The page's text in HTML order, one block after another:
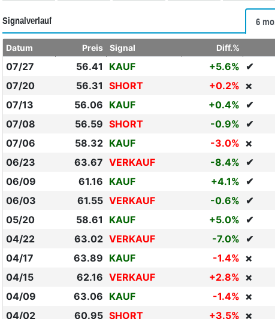
Signalverlauf 6
Datum Preis Signal Diff.%
07/27 56.41 KAUF +5.6% ✔
07/20
56.31 SHORT +0.2% ❌
07/13
56.06 KAUF +0.4% ✔
07/08
56.59 SHORT -0.9% ✔
07/06
58.32 KAUF -3.0% ❌
06/23
63.67 VERKAUF -8.4% ✔
06/09
61.16 KAUF +4.1% ✔
06/03
61.55 VERKAUF -0.6% ✔
05/20
58.61 KAUF +5.0% ✔
04/22
63.02 VERKAUF -7.0% ✔
04/17
63.89 KAUF -1.4% ❌
04/15
62.16 VERKAUF +2.8% ❌
04/09
63.06 KAUF -1.4% ❌
04/02
60.95 SHORT +3.5% ❌